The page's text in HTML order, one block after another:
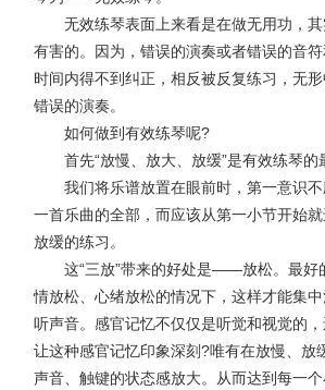
无效练琴表面上来看是在做无用功，其
有害的。因为，错误的演奏或者错误的音
时间内得不到纠正，相反被反复练习，无
错误的演奏。
如何做到有效练琴呢?
首先“放慢、放大、放缓”是有效练琴的
我们将乐谱放置在眼前时，第一意识不
一首乐曲的全部，而应该从第一小节开始
放缓的练习。
这“三放”带来的好处是——放松。最好
情放松、心绪放松的情况下，这样才能集
听声音。感官记忆不仅仅是听觉和视觉的
让这种感官记忆印象深刻?唯有在放慢、放
声音、触键的状态感放大。从而达到每一